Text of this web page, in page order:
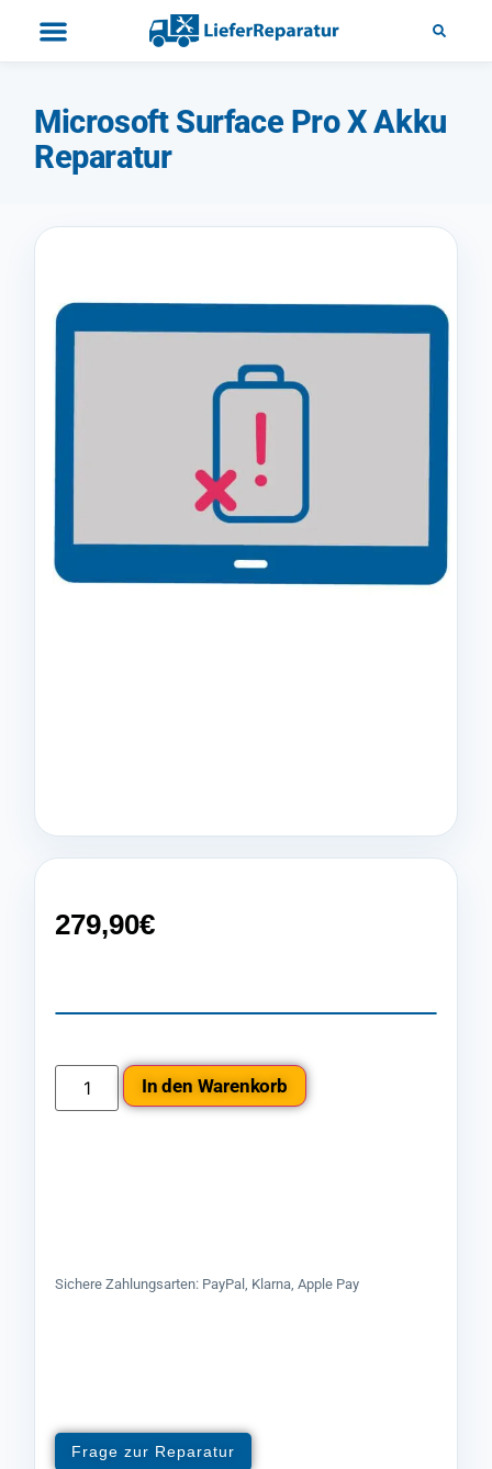
Microsoft Surface Pro X Akku
Reparatur
279,90€
In den Warenkorb
Sichere Zahlungsarten: PayPal, Klarna, Apple Pay
Frage zur Reparatur